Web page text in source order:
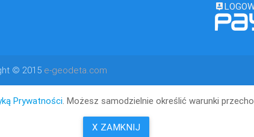
© 2015 e-geodeta.com
Prywatności. Możesz samodzielnie określić warunki
X ZAMKNIJ